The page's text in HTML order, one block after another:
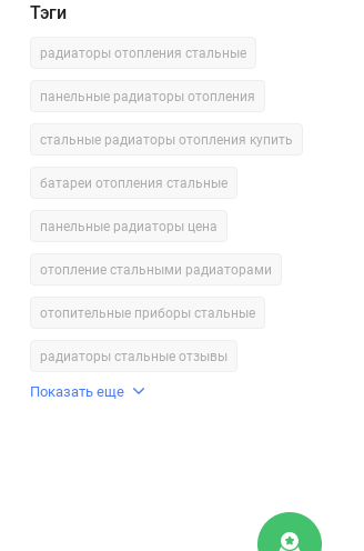
Тэги
радиаторы отопления стальные
панельные радиаторы отопления
стальные радиаторы отопления купить
батареи отопления стальные
панельные радиаторы цена
отопление стальными радиаторами
отопительные приборы стальные
радиаторы стальные отзывы
Показать еще